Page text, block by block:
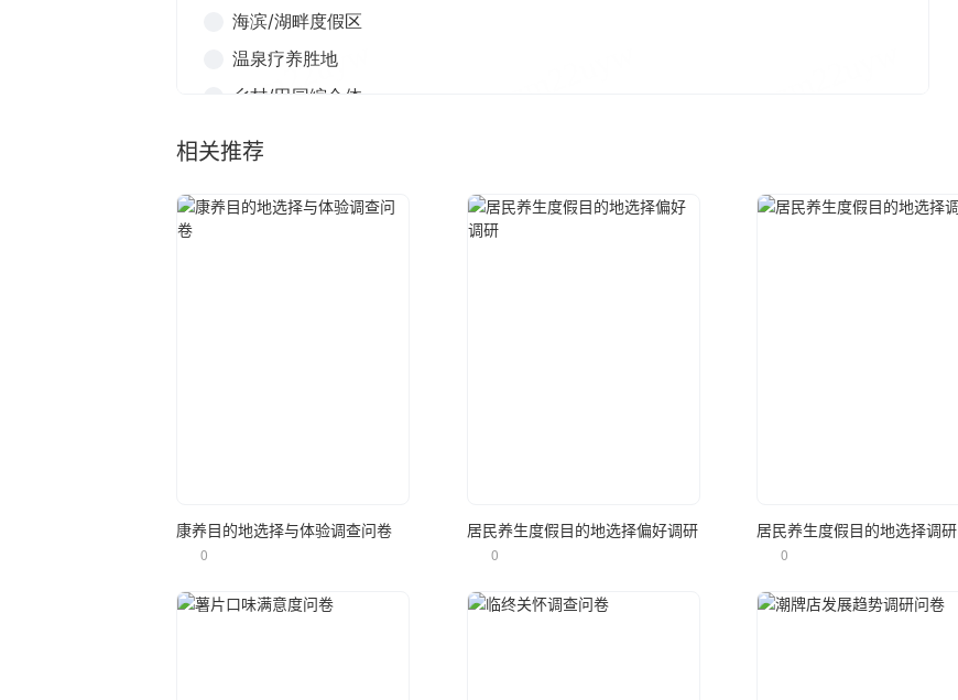
相关推荐
康养目的地选择与体验调查问卷
0
居民养生度假目的地选择偏好调研
0
居民养生度假目的地选择调研
0